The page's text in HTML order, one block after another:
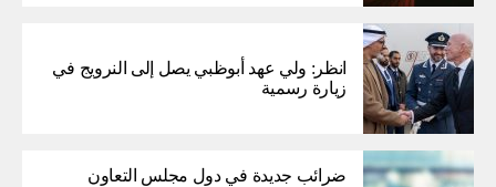
انظر: ولي عهد أبوظبي يصل إلى النرويج في
زيارة رسمية
ضرائب جديدة في دول مجلس التعاون